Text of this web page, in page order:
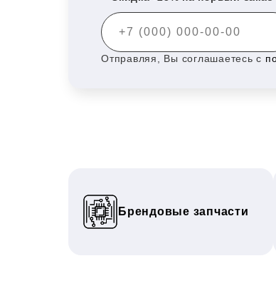
Отправляя, Вы соглашаетесь с
Брендовые запчасти